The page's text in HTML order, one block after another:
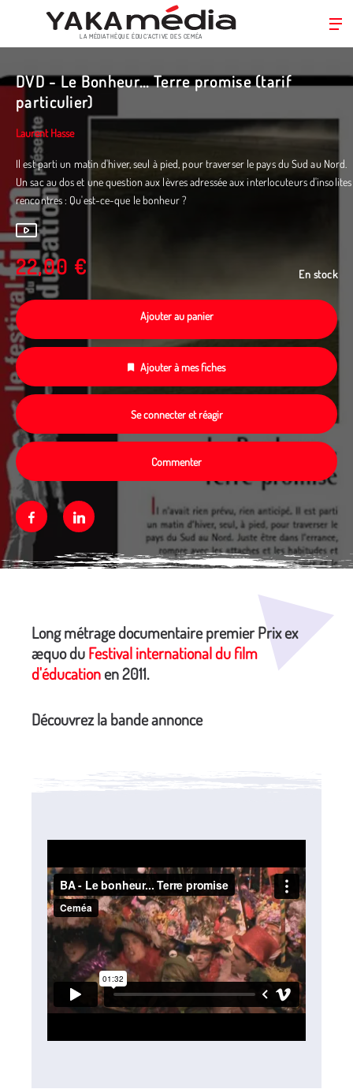
au
principal
LA MÉDIATHÈQUE ÉDUC’ACTIVE DES CEMÉA
DVD - Le Bonheur... Terre promise (tarif
particulier)
Laurent Hasse
Il est parti un matin d'hiver, seul à pied, pour traverser le pays du Sud au Nord.
Un sac au dos et une question aux lèvres adressée aux interlocuteurs d'insolites
rencontres : Qu'est-ce-que le bonheur ?
22,00 € En stock
Ajouter au panier
Ajouter à mes fiches
Se connecter et réagir
Commenter
FacebookLinkedin
Long métrage documentaire premier Prix ex
æquo duFestival international du film
d'éducationen 2011.
Découvrez la bande annonce